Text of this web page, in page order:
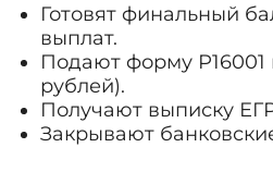
Готовят финальный
выплат.
Подают форму
рублей).
Получают выписку
Закрывают